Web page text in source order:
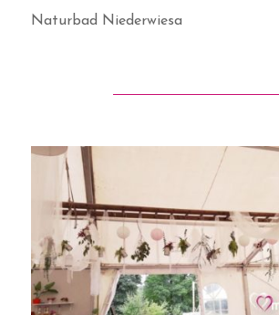
Naturbad Niederwiesa